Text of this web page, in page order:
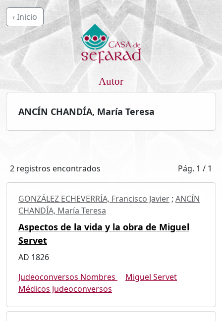
‹ Inicio
Autor
ANCÍN CHANDÍA, María Teresa
2 registros encontrados Pág. 1 / 1
GONZÁLEZ ECHEVERRÍA, Francisco Javier ; ANCÍN
CHANDÍA, María Teresa
Aspectos de la vida y la obra de Miguel
Servet
AD 1826
Judeoconversos Nombres
Miguel Servet
Médicos Judeoconversos